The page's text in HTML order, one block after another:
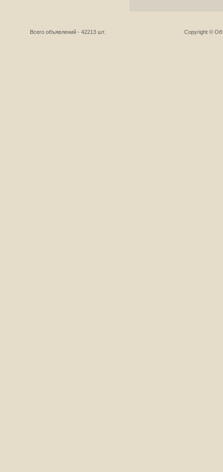
Всего объявлений - 42213 шт. Copyright ©